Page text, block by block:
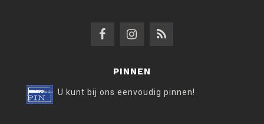
PINNEN
U kunt bij ons eenvoudig pinnen!